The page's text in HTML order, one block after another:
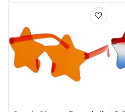
Voeg
toe